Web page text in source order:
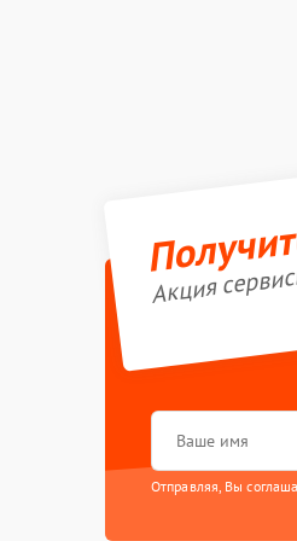
Акция
Отправляя, Вы